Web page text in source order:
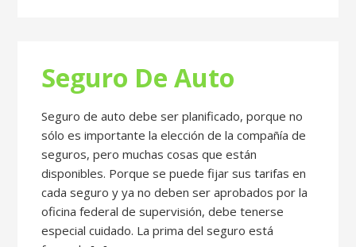
Seguro De Auto
Seguro de auto debe ser planificado, porque no
sólo es importante la elección de la compañía de
seguros, pero muchas cosas que están
disponibles. Porque se puede fijar sus tarifas en
cada seguro y ya no deben ser aprobados por la
oficina federal de supervisión, debe tenerse
especial cuidado. La prima del seguro está